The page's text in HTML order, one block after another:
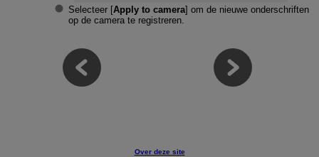
Selecteer [Apply to camera] om de nieuwe onderschriften
op de camera te registreren.
Over deze site